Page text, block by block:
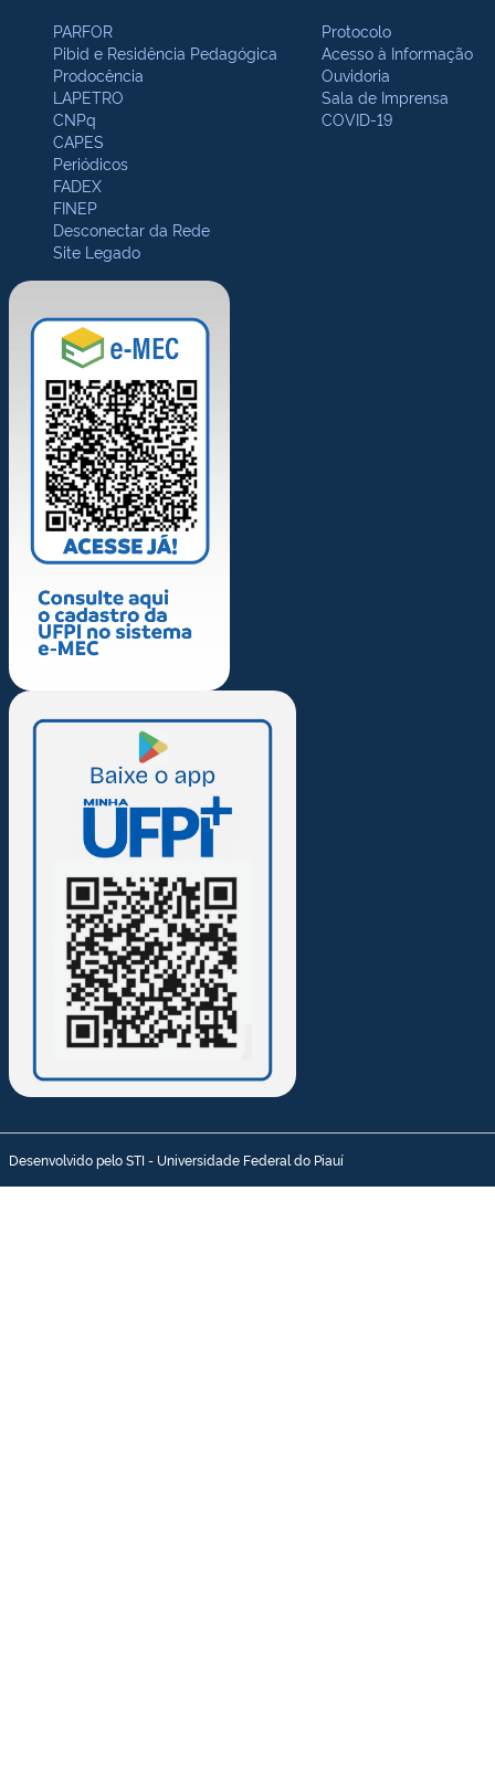
PARFOR
Pibid e Residência Pedagógica
Prodocência
LAPETRO
CNPq
CAPES
Periódicos
FADEX
FINEP
Desconectar da Rede
Site Legado
Protocolo
Acesso à Informação
Ouvidoria
Sala de Imprensa
COVID-19
Desenvolvido pelo STI - Universidade Federal do Piauí